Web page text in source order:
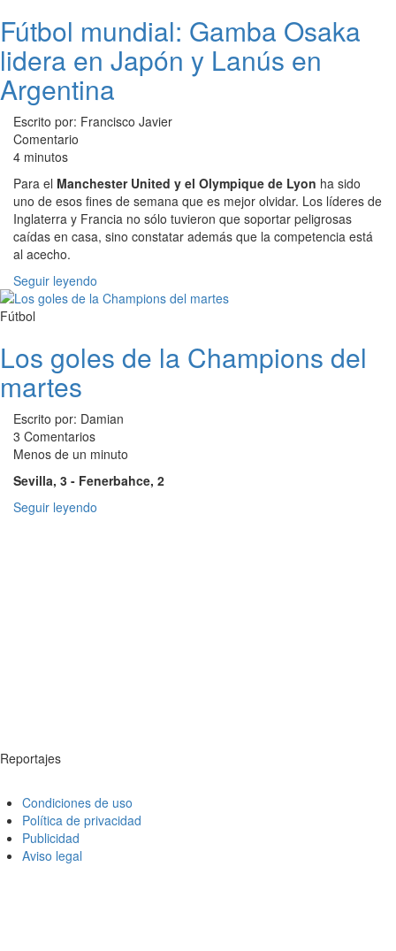
Fútbol mundial: Gamba Osaka
lidera en Japón y Lanús en
Argentina
Escrito por: Francisco Javier
Comentario
4 minutos
Para el Manchester United y el Olympique de Lyon ha sido
uno de esos fines de semana que es mejor olvidar. Los líderes de
Inglaterra y Francia no sólo tuvieron que soportar peligrosas
caídas en casa, sino constatar además que la competencia está
al acecho.
Seguir leyendo
Fútbol
Los goles de la Champions del
martes
Escrito por: Damian
3 Comentarios
Menos de un minuto
Sevilla, 3 - Fenerbahce, 2
Seguir leyendo
Reportajes
Condiciones de uso
Política de privacidad
Publicidad
Aviso legal